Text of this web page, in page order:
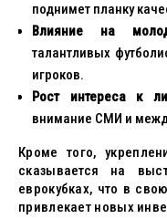
поднимет планку
Влияние на
талантливых
игроков.
Рост интереса к
внимание СМИ и
Кроме того,
сказывается на
еврокубках, что в
привлекает новых